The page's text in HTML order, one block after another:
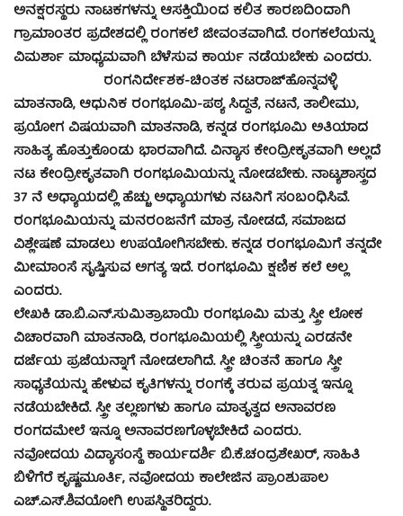
ಅನಕ್ಷರಸ್ಥರು ನಾಟಕಗಳನ್ನು ಆಸಕ್ತಿಯಿಂದ ಕಲಿತ ಕಾರಣದಿಂದಾಗಿ
ಗ್ರಾಮಾಂತರ ಪ್ರದೇಶದಲ್ಲಿ ರಂಗಕಲೆ ಜೀವಂತವಾಗಿದೆ. ರಂಗಕಲೆಯನ್ನು
ವಿಮರ್ಶಾ ಮಾಧ್ಯಮವಾಗಿ ಬೆಳೆಸುವ ಕಾರ್ಯ ನಡೆಯಬೇಕು ಎಂದರು.
ರಂಗನಿರ್ದೇಶಕ-ಚಿಂತಕ ನಟರಾಜ್‍ಹೊನ್ನವಳ್ಳಿ
ಮಾತನಾಡಿ, ಆಧುನಿಕ ರಂಗಭೂಮಿ-ಪಠ್ಯ ಸಿದ್ಧತೆ, ನಟನೆ, ತಾಲೀಮು,
ಪ್ರಯೋಗ ವಿಷಯವಾಗಿ ಮಾತನಾಡಿ, ಕನ್ನಡ ರಂಗಭೂಮಿ ಅತಿಯಾದ
ಸಾಹಿತ್ಯ ಹೊತ್ತುಕೊಂಡು ಭಾರವಾಗಿದೆ. ವಿನ್ಯಾಸ ಕೇಂದ್ರೀಕೃತವಾಗಿ ಅಲ್ಲದೆ
ನಟ ಕೇಂದ್ರೀಕೃತವಾಗಿ ರಂಗಭೂಮಿಯನ್ನು ನೋಡಬೇಕು. ನಾಟ್ಯಶಾಸ್ತ್ರದ
37 ನೆ ಅಧ್ಯಾಯದಲ್ಲಿ ಹೆಚ್ಚು ಅಧ್ಯಾಯಗಳು ನಟನಿಗೆ ಸಂಬಂಧಿಸಿವೆ.
ರಂಗಭೂಮಿಯನ್ನು ಮನರಂಜನೆಗೆ ಮಾತ್ರ ನೋಡದೆ, ಸಮಾಜದ
ವಿಶ್ಲೇಷಣೆ ಮಾಡಲು ಉಪಯೋಗಿಸಬೇಕು. ಕನ್ನಡ ರಂಗಭೂಮಿಗೆ ತನ್ನದೇ
ಮೀಮಾಂಸೆ ಸೃಷ್ಟಿಸುವ ಅಗತ್ಯ ಇದೆ. ರಂಗಭೂಮಿ ಕ್ಷಣಿಕ ಕಲೆ ಅಲ್ಲ
ಎಂದರು.
ಲೇಖಕಿ ಡಾ.ಬಿ.ಎನ್.ಸುಮಿತ್ರಾಬಾಯಿ ರಂಗಭೂಮಿ ಮತ್ತು ಸ್ತ್ರೀ ಲೋಕ
ವಿಚಾರವಾಗಿ ಮಾತನಾಡಿ, ರಂಗಭೂಮಿಯಲ್ಲಿ ಸ್ತ್ರೀಯನ್ನು ಎರಡನೇ
ದರ್ಜೆಯ ಪ್ರಜೆಯನ್ನಾಗೆ ನೋಡಲಾಗಿದೆ. ಸ್ತ್ರೀ ಚಿಂತನೆ ಹಾಗೂ ಸ್ತ್ರೀ
ಸಾಧ್ಯತೆಯನ್ನು ಹೇಳುವ ಕೃತಿಗಳನ್ನು ರಂಗಕ್ಕೆ ತರುವ ಪ್ರಯತ್ನ ಇನ್ನೂ
ನಡೆಯಬೇಕಿದೆ. ಸ್ತ್ರೀ ತಲ್ಲಣಗಳು ಹಾಗೂ ಮಾತೃತ್ವದ ಅನಾವರಣ
ರಂಗದಮೇಲೆ ಇನ್ನೂ ಅನಾವರಣಗೊಳ್ಳಬೇಕಿದೆ ಎಂದರು.
ನವೋದಯ ವಿದ್ಯಾಸಂಸ್ಥೆ ಕಾರ್ಯದರ್ಶಿ ಬಿ.ಕೆ.ಚಂದ್ರಶೇಖರ್, ಸಾಹಿತಿ
ಬಿಳಿಗೆರೆ ಕೃಷ್ಣಮೂರ್ತಿ, ನವೋದಯ ಕಾಲೇಜಿನ ಪ್ರಾಂಶುಪಾಲ
ಎಚ್.ಎಸ್.ಶಿವಯೋಗಿ ಉಪಸ್ಥಿತರಿದ್ದರು.